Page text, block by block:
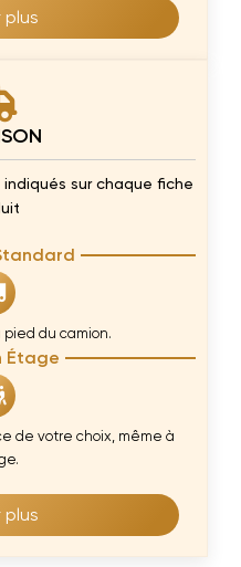
plus
sur chaque fiche
pied du camion.
Étage
de votre choix, même à
plus